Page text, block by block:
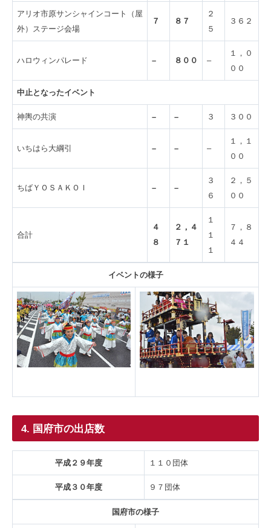
アリオ市原サンシャインコート（屋
外）ステージ会場
７ ８７
２
５
３６２
ハロウィンパレード – ８００ –
１，０
００
中止となったイベント
神輿の共演 – – ３ ３００
いちはら大綱引 – – –
１，１
００
ちばＹＯＳＡＫＯＩ – –
３
６
２，５
００
合計
４
８
２，４
７１
１
１
１
７，８
４４
イベントの様子
4. 国府市の出店数
平成２９年度 １１０団体
平成３０年度 ９７団体
国府市の様子